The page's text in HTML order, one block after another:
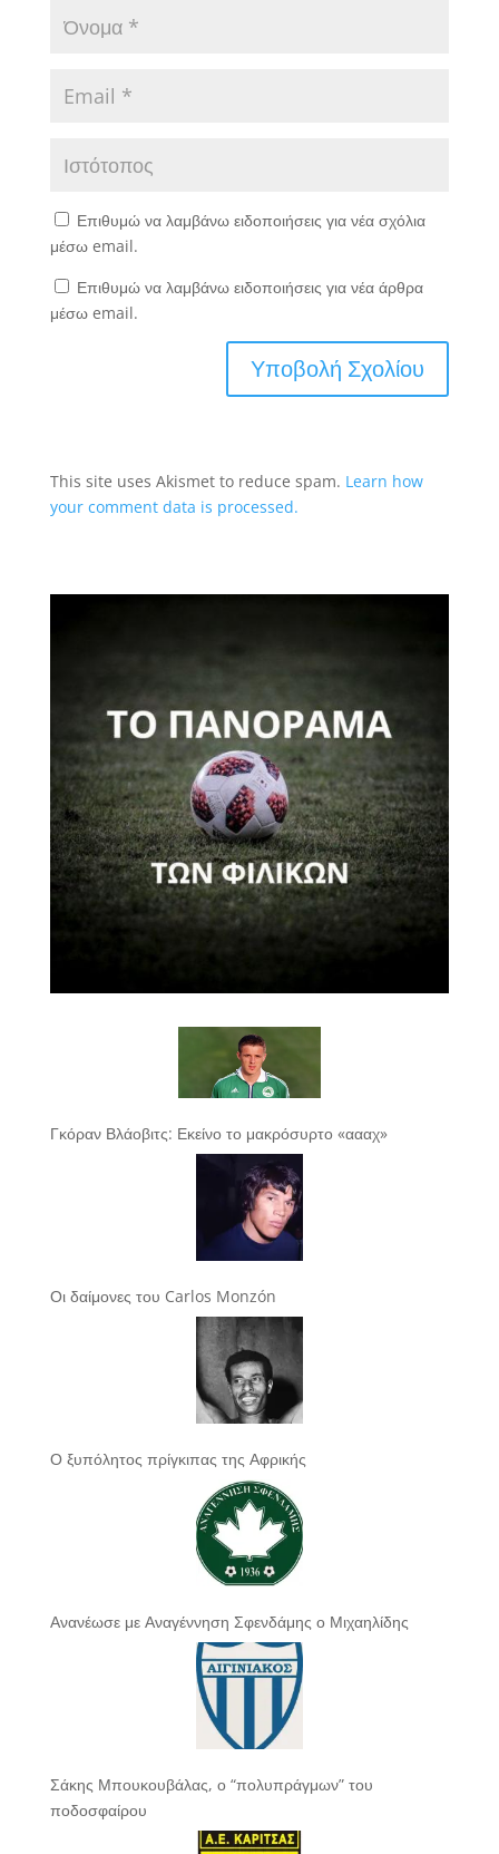
Επιθυμώ να λαμβάνω ειδοποιήσεις για νέα σχόλια
μέσω email.
Επιθυμώ να λαμβάνω ειδοποιήσεις για νέα άρθρα
μέσω email.
This site uses Akismet to reduce spam. Learn how
your comment data is processed.
Γκόραν Βλάοβιτς: Εκείνο το μακρόσυρτο «αααχ»
Οι δαίμονες του Carlos Monzón
Ο ξυπόλητος πρίγκιπας της Αφρικής
Ανανέωσε με Αναγέννηση Σφενδάμης ο Μιχαηλίδης
Σάκης Μπουκουβάλας, ο “πολυπράγμων” του
ποδοσφαίρου